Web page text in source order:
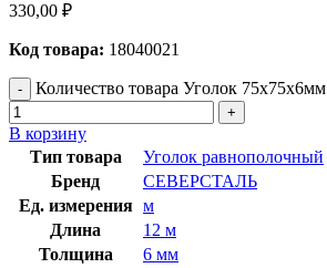
330,00 ₽
Код товара: 18040021
Количество товара Уголок 75х75х6мм
В корзину
Тип товара
Уголок равнополочный
Бренд
СЕВЕРСТАЛЬ
Ед. измерения м
Длина
12 м
Толщина
6 мм